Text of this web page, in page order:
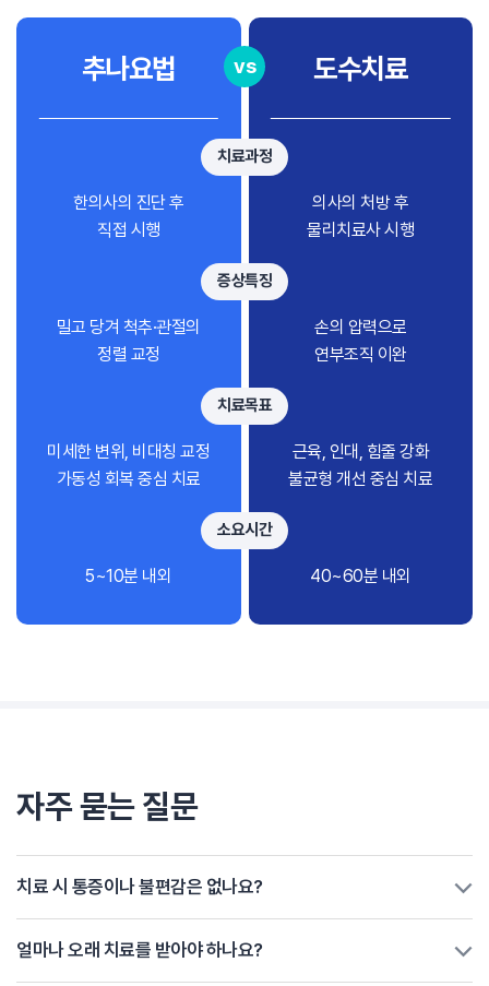
vs
추나요법 도수치료
치료과정
한의사의 진단 후
직접 시행
의사의 처방 후
물리치료사 시행
증상특징
밀고 당겨 척추·관절의
정렬 교정
손의 압력으로
연부조직 이완
치료목표
미세한 변위, 비대칭 교정
가동성 회복 중심 치료
근육, 인대, 힘줄 강화
불균형 개선 중심 치료
소요시간
5~10분 내외 40~60분 내외
자주 묻는 질문
치료 시 통증이나 불편감은 없나요?
얼마나 오래 치료를 받아야 하나요?